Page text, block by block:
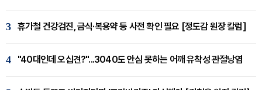
3 휴가철 건강검진, 금식·복용약 등 사전 확인 필요 [정도감 원장 칼럼]
4 "40대인데 오십견?"...3040도 안심 못하는 어깨 유착성 관절낭염